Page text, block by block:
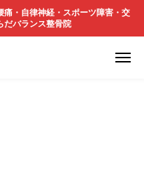
・自律神経・スポーツ障害・交
だバランス整骨院